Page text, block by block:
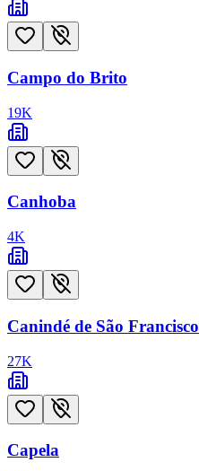
Campo do Brito
19K
Canhoba
4K
Canindé de São Francisco
27K
Capela